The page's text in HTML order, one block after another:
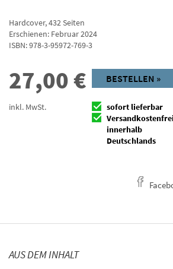
Hardcover,432Seiten
Erschienen: Februar 2024
ISBN:978-3-95972-769-3
27,00€
inkl. MwSt.
BESTELLEN »
sofort lieferbar
Versandkostenfrei
innerhalb
Deutschlands
AUS DEM INHALT